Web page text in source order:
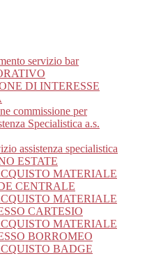
servizio bar
DI INTERESSE
commissione per
Specialistica a.s.
assistenza specialistica
ESTATE
MATERIALE
CENTRALE
MATERIALE
CARTESIO
MATERIALE
BORROMEO
BADGE